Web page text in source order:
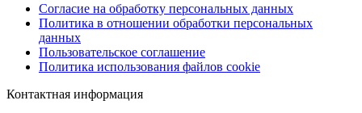
Согласие на обработку персональных данных
Политика в отношении обработки персональных
данных
Пользовательское соглашение
Политика использования файлов cookie
Контактная информация